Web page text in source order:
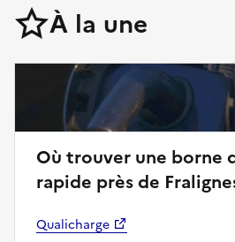
À la une
Où trouver une borne
rapide près de
Qualicharge